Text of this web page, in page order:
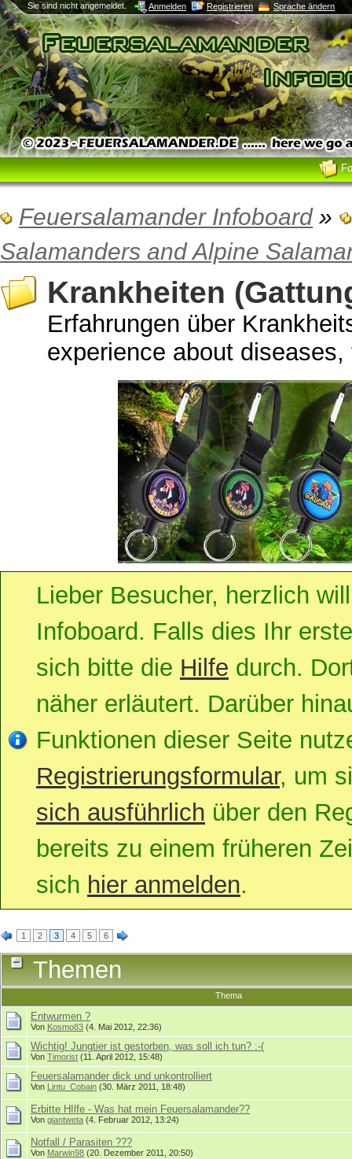
Sie sind nicht angemeldet. Anmelden Registrieren Sprache ändern
Feuersalamander Infoboard»
Salamanders and Alpine
Krankheiten
Erfahrungen über
experience about
Lieber Besucher, herzlich
Infoboard. Falls dies Ihr
sich bitte die Hilfe durch.
näher erläutert. Darüber
Funktionen dieser Seite
Registrierungsformular, um
sich ausführlich über den
bereits zu einem früheren
sich hier anmelden.
1 2 3 4 5 6
Themen
Thema
Entwurmen ?
Von Kosmo83 (4. Mai 2012, 22:36)
Wichtig! Jungtier ist gestorben, was soll ich tun? :-(
Von Timorist (11. April 2012, 15:48)
Feuersalamander dick und unkontrolliert
Von Lintu_Cobain (30. März 2011, 18:48)
Erbitte HIlfe - Was hat mein Feuersalamander??
Von giantweta (4. Februar 2012, 13:24)
Notfall / Parasiten ???
Von Marwin98 (20. Dezember 2011, 20:50)